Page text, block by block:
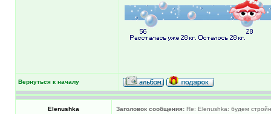
Вернуться к началу
Elenushka Заголовок сообщения: Re: Elenushka: будем